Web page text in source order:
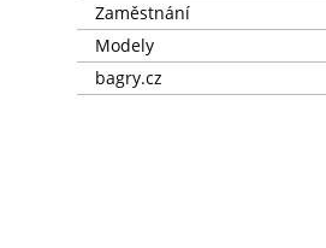
Zaměstnání
Modely
bagry.cz